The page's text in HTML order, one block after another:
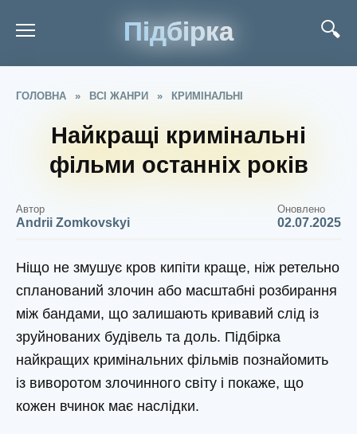
Підбірка
ГОЛОВНА » ВСІ ЖАНРИ » КРИМІНАЛЬНІ
Найкращі кримінальні
фільми останніх років
Автор
Andrii Zomkovskyi
Оновлено
02.07.2025
Ніщо не змушує кров кипіти краще, ніж ретельно
спланований злочин або масштабні розбирання
між бандами, що залишають кривавий слід із
зруйнованих будівель та доль. Підбірка
найкращих кримінальних фільмів познайомить
із виворотом злочинного світу і покаже, що
кожен вчинок має наслідки.